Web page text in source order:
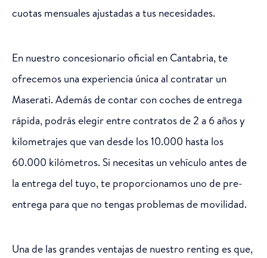
cuotas mensuales ajustadas a tus necesidades.
En nuestro concesionario oficial en Cantabria, te
ofrecemos una experiencia única al contratar un
Maserati. Además de contar con coches de entrega
rápida, podrás elegir entre contratos de 2 a 6 años y
kilometrajes que van desde los 10.000 hasta los
60.000 kilómetros. Si necesitas un vehículo antes de
la entrega del tuyo, te proporcionamos uno de pre-
entrega para que no tengas problemas de movilidad.
Una de las grandes ventajas de nuestro renting es que,